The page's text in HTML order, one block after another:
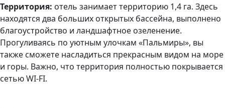
Территория: отель занимает территорию 1,4 га. Здесь
находятся два больших открытых бассейна, выполнено
благоустройство и ландшафтное озеленение.
Прогуливаясь по уютным улочкам «Пальмиры», вы
также сможете насладиться прекрасным видом на море
и горы. Важно, что территория полностью покрывается
сетью WI-FI.